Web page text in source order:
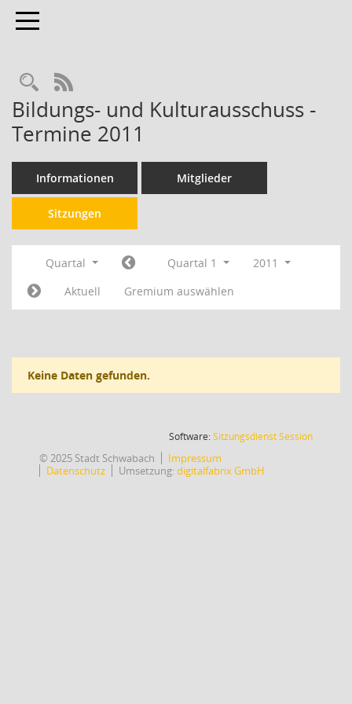
Toggle navigation
RSS-Feed
Bildungs- und Kulturausschuss -
Termine 2011
Informationen Mitglieder
Sitzungen
Quartal Quartal 1
2011
Aktuell
Gremium auswählen
Keine Daten gefunden.
Software:SitzungsdienstSession(Wird in
© 2025 Stadt Schwabach
Impressum
Datenschutz
Umsetzung:digitalfabrix GmbH